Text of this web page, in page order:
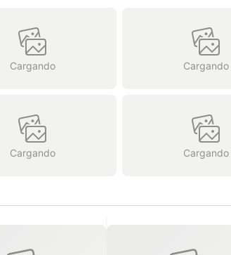
Cargando Cargando
Cargando Cargando